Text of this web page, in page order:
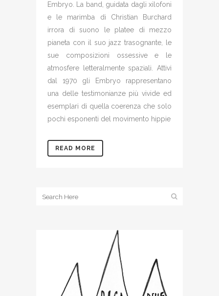
Embryo. La band, guidata dagli xilofoni
e le marimba di Christian Burchard
irrora di suono le platee di mezzo
pianeta con il suo jazz trasognante, le
sue composizioni ossessive e le
atmosfere letteralmente spaziali. Attivi
dal 1970 gli Embryo rappresentano
una delle testimonianze più vivide ed
esemplari di quella coerenza che solo
pochi esponenti del movimento hippie
READ MORE